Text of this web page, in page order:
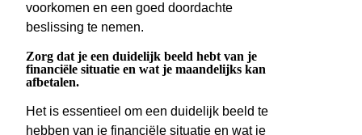
voorkomen en een goed doordachte
beslissing te nemen.
Zorg dat je een duidelijk beeld hebt van je
financiële situatie en wat je maandelijks kan
afbetalen.
Het is essentieel om een duidelijk beeld te
hebben van je financiële situatie en wat je